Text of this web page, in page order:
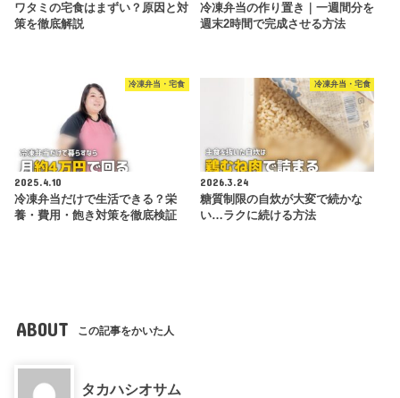
ワタミの宅食はまずい？原因と対
策を徹底解説
冷凍弁当の作り置き｜一週間分を
週末2時間で完成させる方法
冷凍弁当・宅食
2025.4.10
冷凍弁当だけで生活できる？栄
養・費用・飽き対策を徹底検証
冷凍弁当・宅食
2026.3.24
糖質制限の自炊が大変で続かな
い…ラクに続ける方法
ABOUT この記事をかいた人
タカハシオサム